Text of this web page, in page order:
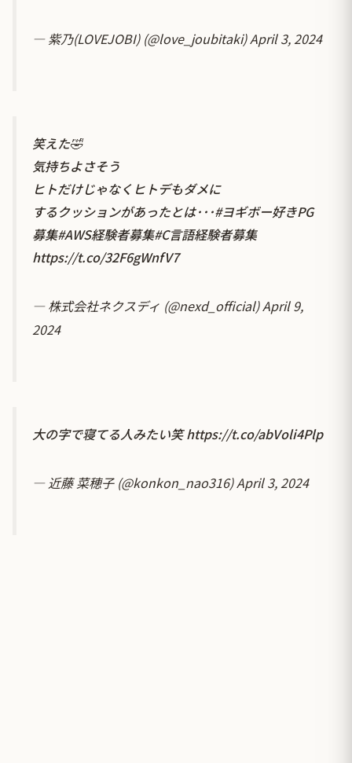
— 紫乃(LOVEJOBI) (@love_joubitaki)April 3, 2024
笑えた🤣
気持ちよさそう
ヒトだけじゃなくヒトデもダメに
するクッションがあったとは･･･#ヨギボー好きPG
募集#AWS経験者募集#C言語経験者募集
https://t.co/32F6gWnfV7
— 株式会社ネクスディ (@nexd_official)April 9,
2024
大の字で寝てる人みたい笑https://t.co/abVoli4Plp
— 近藤 菜穂子 (@konkon_nao316)April 3, 2024